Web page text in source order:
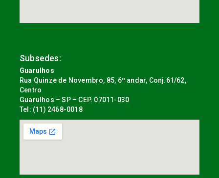
Subsedes:
Guarulhos
Rua Quinze de Novembro, 85, 6º andar, Conj.61/62,
Centro
Guarulhos – SP – CEP. 07011-030
Tel: (11) 2468-0018